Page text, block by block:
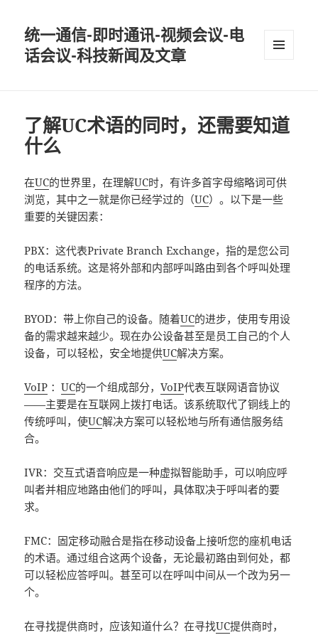
统一通信-即时通讯-视频会议-电
话会议-科技新闻及文章
了解UC术语的同时，还需要知道
什么
在UC的世界里，在理解UC时，有许多首字母缩略词可供
浏览，其中之一就是你已经学过的（UC）。以下是一些
重要的关键因素：
PBX：这代表Private Branch Exchange，指的是您公司
的电话系统。这是将外部和内部呼叫路由到各个呼叫处理
程序的方法。
BYOD：带上你自己的设备。随着UC的进步，使用专用设
备的需求越来越少。现在办公设备甚至是员工自己的个人
设备，可以轻松，安全地提供UC解决方案。
VoIP ：UC的一个组成部分，VoIP代表互联网语音协议
——主要是在互联网上拨打电话。该系统取代了铜线上的
传统呼叫，使UC解决方案可以轻松地与所有通信服务结
合。
IVR：交互式语音响应是一种虚拟智能助手，可以响应呼
叫者并相应地路由他们的呼叫，具体取决于呼叫者的要
求。
FMC：固定移动融合是指在移动设备上接听您的座机电话
的术语。通过组合这两个设备，无论最初路由到何处，都
可以轻松应答呼叫。甚至可以在呼叫中间从一个改为另一
个。
在寻找提供商时，应该知道什么？在寻找UC提供商时，